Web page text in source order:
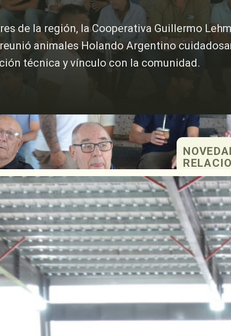
de la región, la Cooperativa Guillermo
animales Holando Argentino
técnica y vínculo con la comunidad.
el escenario de uno de
Genética, organizada
remate volvió a convocar a
quienes se dieron cita en
participar de una jornada
salieron a la venta más
entre los que se
y toros, muchos de ellos
del equipo de Hacienda
a los animales como